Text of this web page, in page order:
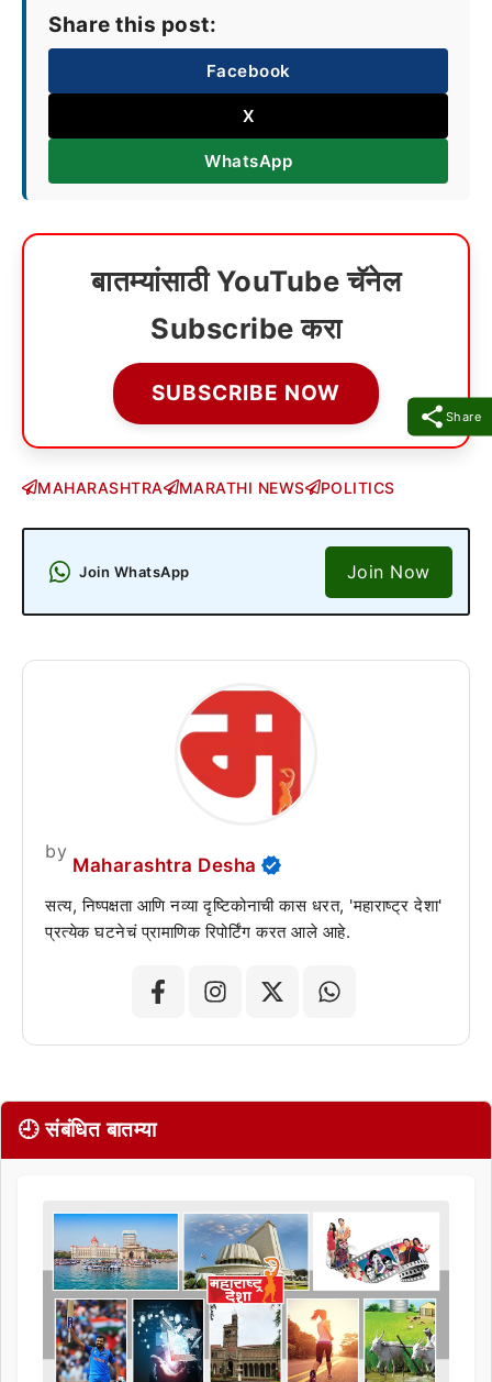
Share
Share this post:
Facebook
X
WhatsApp
बातम्यांसाठी YouTube चॅनेल
Subscribe करा
SUBSCRIBE NOW
MAHARASHTRA MARATHI NEWS POLITICS
Join WhatsApp Join Now
by
Maharashtra Desha
सत्य, निष्पक्षता आणि नव्या दृष्टिकोनाची कास धरत, 'महाराष्ट्र देशा'
प्रत्येक घटनेचं प्रामाणिक रिपोर्टिंग करत आले आहे.
🕘 संबंधित बातम्या